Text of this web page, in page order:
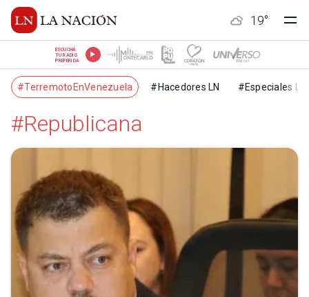
19°
ESCUCHÁ
TU RADIO
PREFERIDA
#TerremotoEnVenezuela #Hacedores LN #Especiales LN
#Republicana